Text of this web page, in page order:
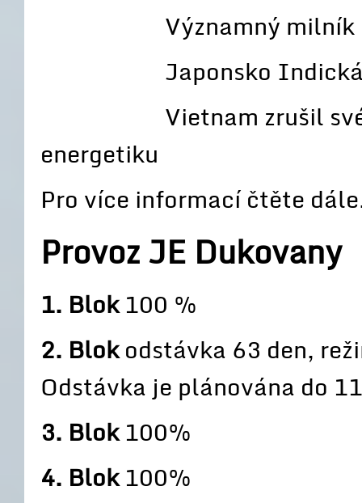
Významný milník na
Japonsko Indická
Vietnam zrušil své
energetiku
Pro více informací čtěte
Provoz JE Dukovany
1. Blok100 %
2. Blokodstávka 63 den,
Odstávka je plánována do
3. Blok100%
4. Blok100%